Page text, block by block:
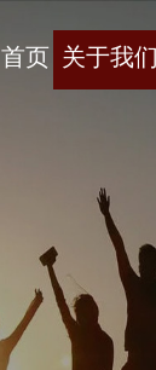
首页 关于我们